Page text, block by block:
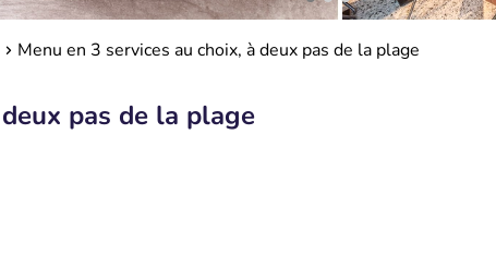
Menu en 3 services au choix, à deux pas de la plage
pas de la plage